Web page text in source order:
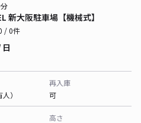
新大阪駐車場【機械式】
/ 0件
日
）
再入庫
可
高さ